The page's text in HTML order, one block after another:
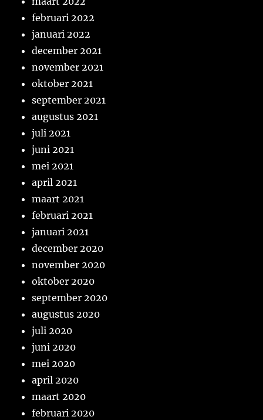
februari 2022
januari 2022
december 2021
november 2021
oktober 2021
september 2021
augustus 2021
juli 2021
juni 2021
mei 2021
april 2021
maart 2021
februari 2021
januari 2021
december 2020
november 2020
oktober 2020
september 2020
augustus 2020
juli 2020
juni 2020
mei 2020
april 2020
maart 2020
februari 2020